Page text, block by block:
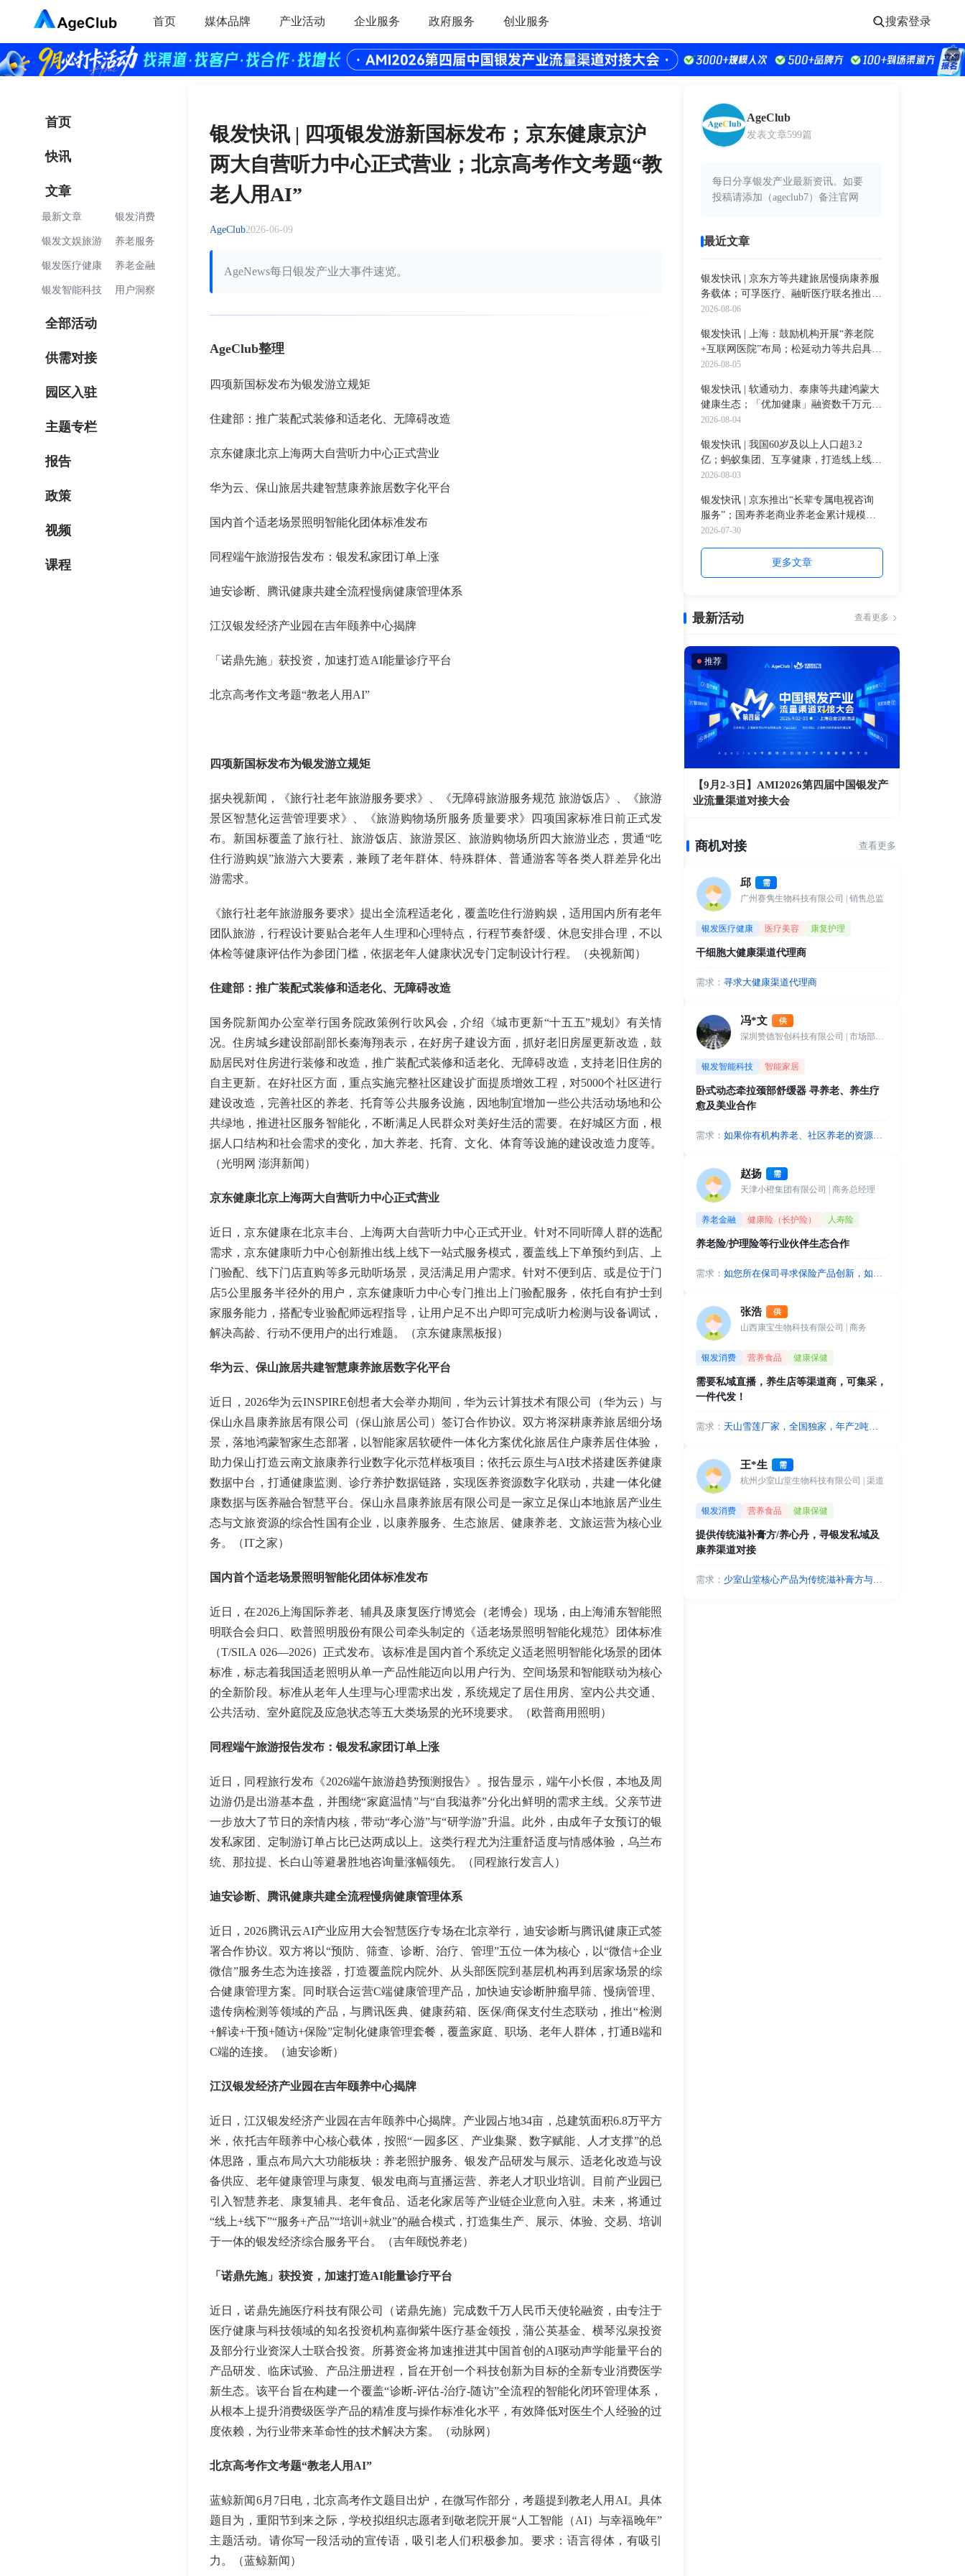
首页 媒体品牌 产业活动 企业服务 政府服务 创业服务 搜索登录
首页
快讯
文章
最新文章 银发消费
银发文娱旅游 养老服务
银发医疗健康 养老金融
银发智能科技 用户洞察
全部活动
供需对接
园区入驻
主题专栏
报告
政策
视频
课程
银发快讯 | 四项银发游新国标发布；京东健康京沪
两大自营听力中心正式营业；北京高考作文考题“教
老人用AI”
AgeClub2026-06-09
AgeNews每日银发产业大事件速览。
AgeClub整理
四项新国标发布为银发游立规矩
住建部：推广装配式装修和适老化、无障碍改造
京东健康北京上海两大自营听力中心正式营业
华为云、保山旅居共建智慧康养旅居数字化平台
国内首个适老场景照明智能化团体标准发布
同程端午旅游报告发布：银发私家团订单上涨
迪安诊断、腾讯健康共建全流程慢病健康管理体系
江汉银发经济产业园在吉年颐养中心揭牌
「诺鼎先施」获投资，加速打造AI能量诊疗平台
北京高考作文考题“教老人用AI”
四项新国标发布为银发游立规矩
据央视新闻，《旅行社老年旅游服务要求》、《无障碍旅游服务规范 旅游饭店》、《旅游
景区智慧化运营管理要求》、《旅游购物场所服务质量要求》四项国家标准日前正式发
布。新国标覆盖了旅行社、旅游饭店、旅游景区、旅游购物场所四大旅游业态，贯通“吃
住行游购娱”旅游六大要素，兼顾了老年群体、特殊群体、普通游客等各类人群差异化出
游需求。
《旅行社老年旅游服务要求》提出全流程适老化，覆盖吃住行游购娱，适用国内所有老年
团队旅游，行程设计要贴合老年人生理和心理特点，行程节奏舒缓、休息安排合理，不以
体检等健康评估作为参团门槛，依据老年人健康状况专门定制设计行程。（央视新闻）
住建部：推广装配式装修和适老化、无障碍改造
国务院新闻办公室举行国务院政策例行吹风会，介绍《城市更新“十五五”规划》有关情
况。住房城乡建设部副部长秦海翔表示，在好房子建设方面，抓好老旧房屋更新改造，鼓
励居民对住房进行装修和改造，推广装配式装修和适老化、无障碍改造，支持老旧住房的
自主更新。在好社区方面，重点实施完整社区建设扩面提质增效工程，对5000个社区进行
建设改造，完善社区的养老、托育等公共服务设施，因地制宜增加一些公共活动场地和公
共绿地，推进社区服务智能化，不断满足人民群众对美好生活的需要。在好城区方面，根
据人口结构和社会需求的变化，加大养老、托育、文化、体育等设施的建设改造力度等。
（光明网 澎湃新闻）
京东健康北京上海两大自营听力中心正式营业
近日，京东健康在北京丰台、上海两大自营听力中心正式开业。针对不同听障人群的选配
需求，京东健康听力中心创新推出线上线下一站式服务模式，覆盖线上下单预约到店、上
门验配、线下门店直购等多元助听场景，灵活满足用户需求。针对不便到店、或是位于门
店5公里服务半径外的用户，京东健康听力中心专门推出上门验配服务，依托自有护士到
家服务能力，搭配专业验配师远程指导，让用户足不出户即可完成听力检测与设备调试，
解决高龄、行动不便用户的出行难题。（京东健康黑板报）
华为云、保山旅居共建智慧康养旅居数字化平台
近日，2026华为云INSPIRE创想者大会举办期间，华为云计算技术有限公司（华为云）与
保山永昌康养旅居有限公司（保山旅居公司）签订合作协议。双方将深耕康养旅居细分场
景，落地鸿蒙智家生态部署，以智能家居软硬件一体化方案优化旅居住户康养居住体验，
助力保山打造云南文旅康养行业数字化示范样板项目；依托云原生与AI技术搭建医养健康
数据中台，打通健康监测、诊疗养护数据链路，实现医养资源数字化联动，共建一体化健
康数据与医养融合智慧平台。保山永昌康养旅居有限公司是一家立足保山本地旅居产业生
态与文旅资源的综合性国有企业，以康养服务、生态旅居、健康养老、文旅运营为核心业
务。（IT之家）
国内首个适老场景照明智能化团体标准发布
近日，在2026上海国际养老、辅具及康复医疗博览会（老博会）现场，由上海浦东智能照
明联合会归口、欧普照明股份有限公司牵头制定的《适老场景照明智能化规范》团体标准
（T/SILA 026—2026）正式发布。该标准是国内首个系统定义适老照明智能化场景的团体
标准，标志着我国适老照明从单一产品性能迈向以用户行为、空间场景和智能联动为核心
的全新阶段。标准从老年人生理与心理需求出发，系统规定了居住用房、室内公共交通、
公共活动、室外庭院及应急状态等五大类场景的光环境要求。（欧普商用照明）
同程端午旅游报告发布：银发私家团订单上涨
近日，同程旅行发布《2026端午旅游趋势预测报告》。报告显示，端午小长假，本地及周
边游仍是出游基本盘，并围绕“家庭温情”与“自我滋养”分化出鲜明的需求主线。父亲节进
一步放大了节日的亲情内核，带动“孝心游”与“研学游”升温。此外，由成年子女预订的银
发私家团、定制游订单占比已达两成以上。这类行程尤为注重舒适度与情感体验，乌兰布
统、那拉提、长白山等避暑胜地咨询量涨幅领先。（同程旅行发言人）
迪安诊断、腾讯健康共建全流程慢病健康管理体系
近日，2026腾讯云AI产业应用大会智慧医疗专场在北京举行，迪安诊断与腾讯健康正式签
署合作协议。双方将以“预防、筛查、诊断、治疗、管理”五位一体为核心，以“微信+企业
微信”服务生态为连接器，打造覆盖院内院外、从头部医院到基层机构再到居家场景的综
合健康管理方案。同时联合运营C端健康管理产品，加快迪安诊断肿瘤早筛、慢病管理、
遗传病检测等领域的产品，与腾讯医典、健康药箱、医保/商保支付生态联动，推出“检测
+解读+干预+随访+保险”定制化健康管理套餐，覆盖家庭、职场、老年人群体，打通B端和
C端的连接。（迪安诊断）
江汉银发经济产业园在吉年颐养中心揭牌
近日，江汉银发经济产业园在吉年颐养中心揭牌。产业园占地34亩，总建筑面积6.8万平方
米，依托吉年颐养中心核心载体，按照“一园多区、产业集聚、数字赋能、人才支撑”的总
体思路，重点布局六大功能板块：养老照护服务、银发产品研发与展示、适老化改造与设
备供应、老年健康管理与康复、银发电商与直播运营、养老人才职业培训。目前产业园已
引入智慧养老、康复辅具、老年食品、适老化家居等产业链企业意向入驻。未来，将通过
“线上+线下”“服务+产品”“培训+就业”的融合模式，打造集生产、展示、体验、交易、培训
于一体的银发经济综合服务平台。（吉年颐悦养老）
「诺鼎先施」获投资，加速打造AI能量诊疗平台
近日，诺鼎先施医疗科技有限公司（诺鼎先施）完成数千万人民币天使轮融资，由专注于
医疗健康与科技领域的知名投资机构嘉御紫牛医疗基金领投，蒲公英基金、横琴泓泉投资
及部分行业资深人士联合投资。所募资金将加速推进其中国首创的AI驱动声学能量平台的
产品研发、临床试验、产品注册进程，旨在开创一个科技创新为目标的全新专业消费医学
新生态。该平台旨在构建一个覆盖“诊断-评估-治疗-随访”全流程的智能化闭环管理体系，
从根本上提升消费级医学产品的精准度与操作标准化水平，有效降低对医生个人经验的过
度依赖，为行业带来革命性的技术解决方案。（动脉网）
北京高考作文考题“教老人用AI”
蓝鲸新闻6月7日电，北京高考作文题目出炉，在微写作部分，考题提到教老人用AI。具体
题目为，重阳节到来之际，学校拟组织志愿者到敬老院开展“人工智能（AI）与幸福晚年”
主题活动。请你写一段活动的宣传语，吸引老人们积极参加。要求：语言得体，有吸引
力。（蓝鲸新闻）
AgeClub
发表文章599篇
每日分享银发产业最新资讯。如要
投稿请添加（ageclub7）备注官网
最近文章
银发快讯 | 京东方等共建旅居慢病康养服
务载体；可孚医疗、融昕医疗联名推出新
款呼吸机；外骨骼机器人市场规模超16亿
2026-08-06
银发快讯 | 上海：鼓励机构开展“养老院
+互联网医院”布局；松延动力等共启具身
智能文旅场景应用；全网45岁+月活跃用
2026-08-05
银发快讯 | 软通动力、泰康等共建鸿蒙大
健康生态；「优加健康」融资数千万元，
深化AI+医疗康养领域
2026-08-04
银发快讯 | 我国60岁及以上人口超3.2
亿；蚂蚁集团、互享健康，打造线上线下
一体化健康服务；一龄集团携手构建中龄
2026-08-03
银发快讯 | 京东推出“长辈专属电视咨询
服务”；国寿养老商业养老金累计规模超
900亿；礼来携手清华应对人口老龄化挑
2026-07-30
更多文章
最新活动 查看更多
推荐
【9月2-3日】AMI2026第四届中国银发产
业流量渠道对接大会
商机对接 查看更多
邱 需
广州赛隽生物科技有限公司 | 销售总监
银发医疗健康 医疗美容 康复护理
干细胞大健康渠道代理商
需求： 寻求大健康渠道代理商
冯*文 供
深圳赞德智创科技有限公司 | 市场部经理
银发智能科技 智能家居
卧式动态牵拉颈部舒缓器 寻养老、养生疗
愈及美业合作
需求： 如果你有机构养老、社区养老的资源，
利分成。如果您有休闲养生、疗愈、美
业等渠道资源可以代销或者成为城市合
赵扬 需
天津小橙集团有限公司 | 商务总经理
养老金融 健康险（长护险） 人寿险
养老险/护理险等行业伙伴生态合作
需求： 如您所在保司寻求保险产品创新，如开
技产品或服务，比如外骨骼机器人/老年
痴呆专项照护等服务，可借助商保实现
张浩 供
山西康宝生物科技有限公司 | 商务
银发消费 营养食品 健康保健
需要私域直播，养生店等渠道商，可集采，
一件代发！
需求： 天山雪莲厂家，全国独家，年产2吨，
养生店等渠道商，可集采，一件代发！
王*生 需
杭州少室山堂生物科技有限公司 | 渠道
银发消费 营养食品 健康保健
提供传统滋补膏方/养心丹，寻银发私域及
康养渠道对接
需求： 少室山堂核心产品为传统滋补膏方与养